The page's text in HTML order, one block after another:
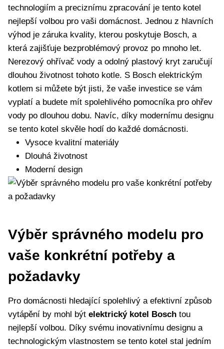
technologiím a preciznímu ⁤zpracování je tento kotel
nejlepší volbou pro vaši domácnost.⁣ Jednou z⁣ hlavních
výhod je záruka‍ kvality, kterou poskytuje Bosch, a
která zajišťuje bezproblémový provoz po mnoho let.
Nerezový ohřívač vody a odolný plastový kryt zaručují
dlouhou ‌životnost tohoto kotle. S Bosch elektrickým
kotlem si můžete být jisti, že vaše investice se vám
vyplatí a budete mít spolehlivého pomocníka ⁢pro ohřev
vody po dlouhou dobu. Navíc, díky ‍modernímu designu
se tento kotel skvěle hodí do každé domácnosti.
Vysoce kvalitní‍ materiály
Dlouhá životnost
Moderní design
Výběr správného ⁣modelu⁤ pro
vaše konkrétní potřeby a
požadavky
Pro domácnosti hledající spolehlivý a⁣ efektivní způsob
vytápění by mohl být elektrický kotel Bosch tou
nejlepší volbou. Díky svému inovativnímu designu a
technologickým vlastnostem se tento ‍kotel stal jedním